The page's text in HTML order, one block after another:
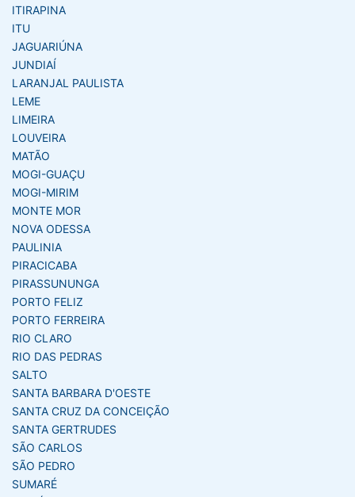
ITIRAPINA
ITU
JAGUARIÚNA
JUNDIAÍ
LARANJAL PAULISTA
LEME
LIMEIRA
LOUVEIRA
MATÃO
MOGI-GUAÇU
MOGI-MIRIM
MONTE MOR
NOVA ODESSA
PAULINIA
PIRACICABA
PIRASSUNUNGA
PORTO FELIZ
PORTO FERREIRA
RIO CLARO
RIO DAS PEDRAS
SALTO
SANTA BARBARA D'OESTE
SANTA CRUZ DA CONCEIÇÃO
SANTA GERTRUDES
SÃO CARLOS
SÃO PEDRO
SUMARÉ